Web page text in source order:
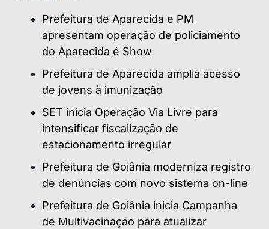
Prefeitura de Aparecida e PM
apresentam operação de policiamento
do Aparecida é Show
Prefeitura de Aparecida amplia acesso
de jovens à imunização
SET inicia Operação Via Livre para
intensificar fiscalização de
estacionamento irregular
Prefeitura de Goiânia moderniza registro
de denúncias com novo sistema on-line
Prefeitura de Goiânia inicia Campanha
de Multivacinação para atualizar